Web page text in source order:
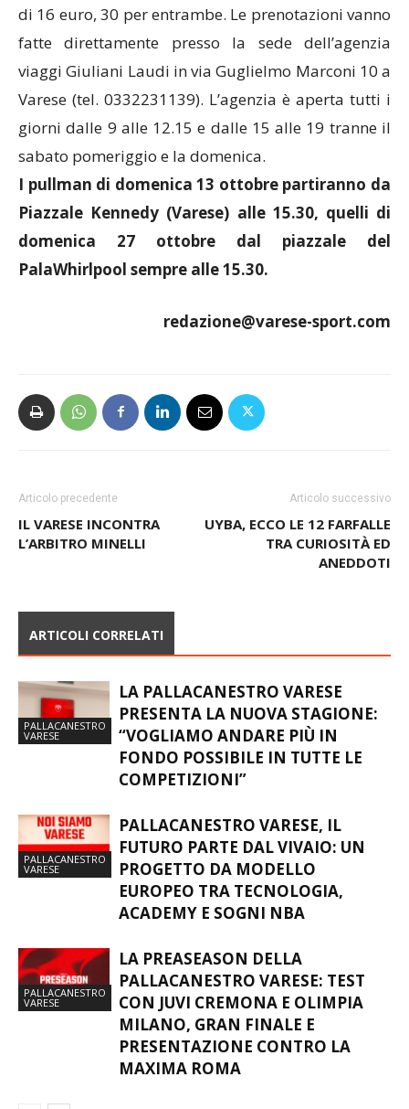
di 16 euro, 30 per entrambe. Le prenotazioni vanno
fatte direttamente presso la sede dell’agenzia
viaggi Giuliani Laudi in via Guglielmo Marconi 10 a
Varese (tel. 0332231139). L’agenzia è aperta tutti i
giorni dalle 9 alle 12.15 e dalle 15 alle 19 tranne il
sabato pomeriggio e la domenica.
I pullman di domenica 13 ottobre partiranno da
Piazzale Kennedy (Varese) alle 15.30, quelli di
domenica 27 ottobre dal piazzale del
PalaWhirlpool sempre alle 15.30.
redazione@varese-sport.com
Articolo precedente
IL VARESE INCONTRA
L’ARBITRO MINELLI
Articolo successivo
UYBA, ECCO LE 12 FARFALLE
TRA CURIOSITÀ ED
ANEDDOTI
ARTICOLI CORRELATI
PALLACANESTRO
VARESE
LA PALLACANESTRO VARESE
PRESENTA LA NUOVA STAGIONE:
“VOGLIAMO ANDARE PIÙ IN
FONDO POSSIBILE IN TUTTE LE
COMPETIZIONI”
PALLACANESTRO
VARESE
PALLACANESTRO VARESE, IL
FUTURO PARTE DAL VIVAIO: UN
PROGETTO DA MODELLO
EUROPEO TRA TECNOLOGIA,
ACADEMY E SOGNI NBA
PALLACANESTRO
VARESE
LA PREASEASON DELLA
PALLACANESTRO VARESE: TEST
CON JUVI CREMONA E OLIMPIA
MILANO, GRAN FINALE E
PRESENTAZIONE CONTRO LA
MAXIMA ROMA